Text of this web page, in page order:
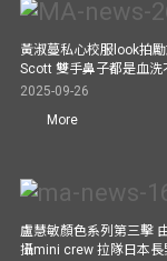
黃淑蔓私心校服look拍
Scott 雙手鼻子都是血洗
2025-09-26
More
盧慧敏顏色系列第三擊
攝mini crew 拉隊日本長